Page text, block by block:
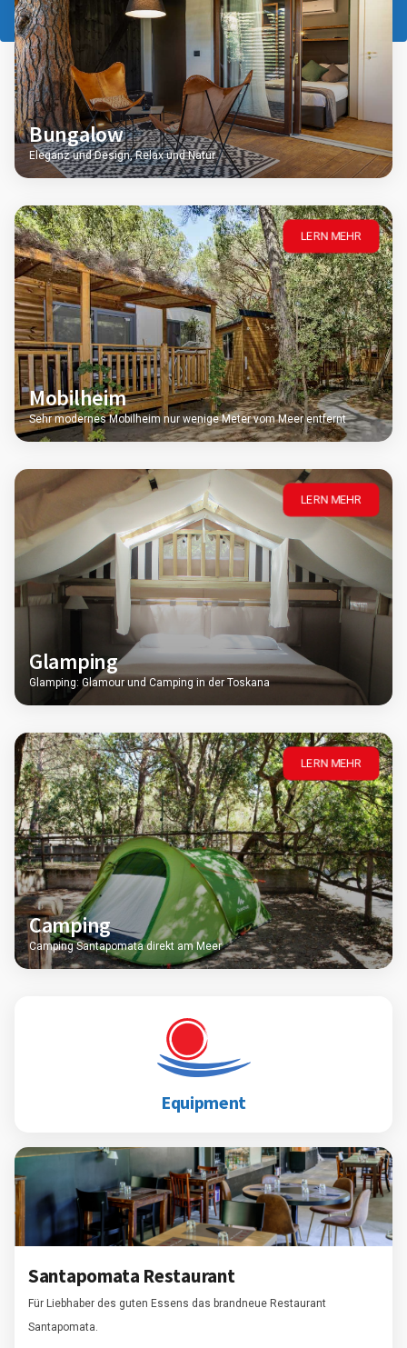
Bungalow
Eleganz und Design, Relax und Natur
LERN MEHR
Mobilheim
Sehr modernes Mobilheim nur wenige Meter vom Meer entfernt
LERN MEHR
Glamping
Glamping: Glamour und Camping in der Toskana
LERN MEHR
Camping
Camping Santapomata direkt am Meer
Equipment
Santapomata Restaurant
Für Liebhaber des guten Essens das brandneue Restaurant
Santapomata.